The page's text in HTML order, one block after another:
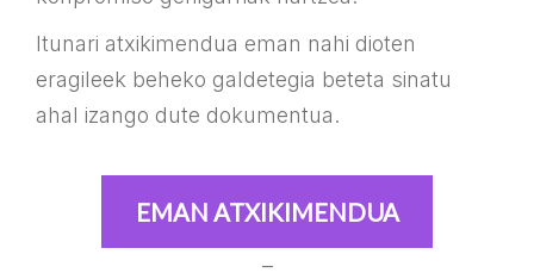
Itunari atxikimendua eman nahi dioten
eragileek beheko galdetegia beteta sinatu
ahal izango dute dokumentua.
EMAN ATXIKIMENDUA
–